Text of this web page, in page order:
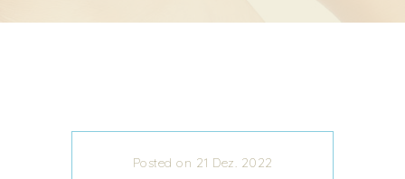
Posted on 21 Dez. 2022